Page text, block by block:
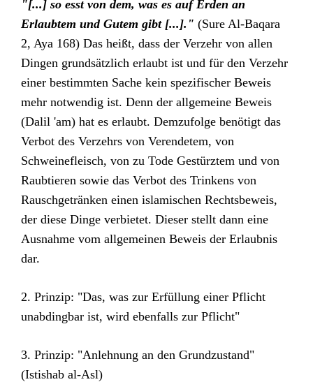
"[...] so esst von dem, was es auf Erden an
Erlaubtem und Gutem gibt [...]." (Sure Al-Baqara
2, Aya 168) Das heißt, dass der Verzehr von allen
Dingen grundsätzlich erlaubt ist und für den Verzehr
einer bestimmten Sache kein spezifischer Beweis
mehr notwendig ist. Denn der allgemeine Beweis
(Dalil 'am) hat es erlaubt. Demzufolge benötigt das
Verbot des Verzehrs von Verendetem, von
Schweinefleisch, von zu Tode Gestürztem und von
Raubtieren sowie das Verbot des Trinkens von
Rauschgetränken einen islamischen Rechtsbeweis,
der diese Dinge verbietet. Dieser stellt dann eine
Ausnahme vom allgemeinen Beweis der Erlaubnis
dar.
2. Prinzip: "Das, was zur Erfüllung einer Pflicht
unabdingbar ist, wird ebenfalls zur Pflicht"
3. Prinzip: "Anlehnung an den Grundzustand"
(Istishab al-Asl)